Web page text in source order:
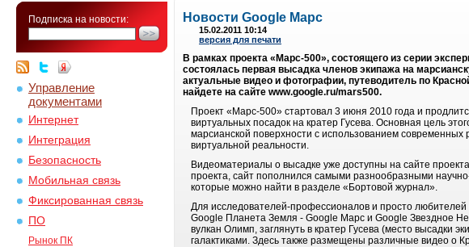
Подписка на новости:
Управление
документами
Интернет
Интеграция
Безопасность
Мобильная связь
Фиксированная связь
ПО
Рынок ПК
Новости Google Марс
15.02.2011 10:14
версия для печати
В рамках проекта «Марс-500», состоящего из серии
состоялась первая высадка членов экипажа на
актуальные видео и фотографии, путеводитель по
найдете на сайте www.google.ru/mars500.
Проект «Марс-500» стартовал 3 июня 2010 года и
виртуальных посадок на кратер Гусева. Основная цель
марсианской поверхности с использованием современных
виртуальной реальности.
Видеоматериалы о высадке уже доступны на сайте
проекта, сайт пополнился самыми разнообразными
которые можно найти в разделе «Бортовой журнал».
Для исследователей-профессионалов и просто
Google Планета Земля - Google Марс и Google Звездное
вулкан Олимп, заглянуть в кратер Гусева (место высадки
галактиками. Здесь также размещены различные видео о